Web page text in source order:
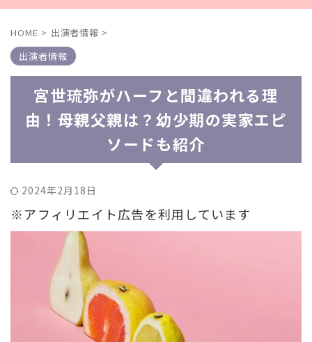
HOME > 出演者情報 >
出演者情報
宮世琉弥がハーフと間違われる理
由！母親父親は？幼少期の実家エピ
ソードも紹介
2024年2月18日
※アフィリエイト広告を利用しています